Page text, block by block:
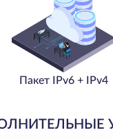
Пакет IPv6 + IPv4